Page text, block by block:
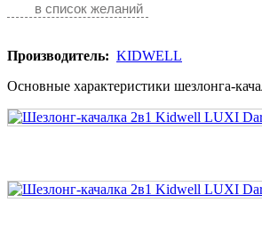
в список желаний
Производитель: KIDWELL
Основные характеристики шезлонга-